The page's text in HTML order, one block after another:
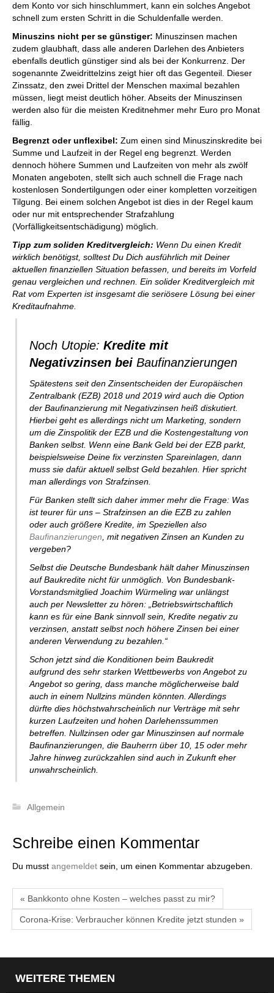
dem Konto vor sich hinschlummert, kann ein solches Angebot
schnell zum ersten Schritt in die Schuldenfalle werden.
Minuszins nicht per se günstiger: Minuszinsen machen
zudem glaubhaft, dass alle anderen Darlehen des Anbieters
ebenfalls deutlich günstiger sind als bei der Konkurrenz. Der
sogenannte Zweidrittelzins zeigt hier oft das Gegenteil. Dieser
Zinssatz, den zwei Drittel der Menschen maximal bezahlen
müssen, liegt meist deutlich höher. Abseits der Minuszinsen
werden also für die meisten Kreditnehmer mehr Euro pro Monat
fällig.
Begrenzt oder unflexibel: Zum einen sind Minuszinskredite bei
Summe und Laufzeit in der Regel eng begrenzt. Werden
dennoch höhere Summen und Laufzeiten von mehr als zwölf
Monaten angeboten, stellt sich auch schnell die Frage nach
kostenlosen Sondertilgungen oder einer kompletten vorzeitigen
Tilgung. Bei einem solchen Angebot ist dies in der Regel kaum
oder nur mit entsprechender Strafzahlung
(Vorfälligkeitsentschädigung) möglich.
Tipp zum soliden Kreditvergleich: Wenn Du einen Kredit
wirklich benötigst, solltest Du Dich ausführlich mit Deiner
aktuellen finanziellen Situation befassen, und bereits im Vorfeld
genau vergleichen und rechnen. Ein solider Kreditvergleich mit
Rat vom Experten ist insgesamt die seriösere Lösung bei einer
Kreditaufnahme.
Noch Utopie: Kredite mit
Negativzinsen bei Baufinanzierungen
Spätestens seit den Zinsentscheiden der Europäischen
Zentralbank (EZB) 2018 und 2019 wird auch die Option
der Baufinanzierung mit Negativzinsen heiß diskutiert.
Hierbei geht es allerdings nicht um Marketing, sondern
um die Zinspolitik der EZB und die Kostengestaltung von
Banken selbst. Wenn eine Bank Geld bei der EZB parkt,
beispielsweise Deine fix verzinsten Spareinlagen, dann
muss sie dafür aktuell selbst Geld bezahlen. Hier spricht
man allerdings von Strafzinsen.
Für Banken stellt sich daher immer mehr die Frage: Was
ist teurer für uns – Strafzinsen an die EZB zu zahlen
oder auch größere Kredite, im Speziellen also
Baufinanzierungen , mit negativen Zinsen an Kunden zu
vergeben?
Selbst die Deutsche Bundesbank hält daher Minuszinsen
auf Baukredite nicht für unmöglich. Von Bundesbank-
Vorstandsmitglied Joachim Würmeling war unlängst
auch per Newsletter zu hören: „Betriebswirtschaftlich
kann es für eine Bank sinnvoll sein, Kredite negativ zu
verzinsen, anstatt selbst noch höhere Zinsen bei einer
anderen Verwendung zu bezahlen.“
Schon jetzt sind die Konditionen beim Baukredit
aufgrund des sehr starken Wettbewerbs von Angebot zu
Angebot so gering, dass manche möglicherweise bald
auch in einem Nullzins münden könnten. Allerdings
dürfte dies höchstwahrscheinlich nur Verträge mit sehr
kurzen Laufzeiten und hohen Darlehenssummen
betreffen. Nullzinsen oder gar Minuszinsen auf normale
Baufinanzierungen, die Bauherrn über 10, 15 oder mehr
Jahre hinweg zurückzahlen sind auch in Zukunft eher
unwahrscheinlich.
Allgemein
Schreibe einen Kommentar
Du musst angemeldet sein, um einen Kommentar abzugeben.
« Bankkonto ohne Kosten – welches passt zu mir?
Corona-Krise: Verbraucher können Kredite jetzt stunden »
WEITERE THEMEN